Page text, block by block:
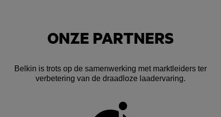
ONZE PARTNERS
Belkin is trots op de samenwerking met marktleiders ter
verbetering van de draadloze laadervaring.